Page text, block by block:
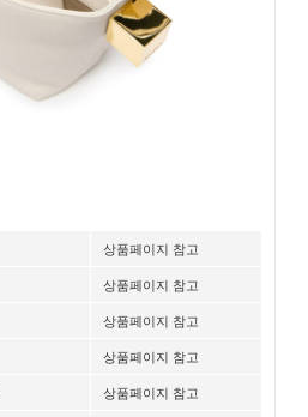
상품페이지 참고
상품페이지 참고
상품페이지 참고
상품페이지 참고
상품페이지 참고